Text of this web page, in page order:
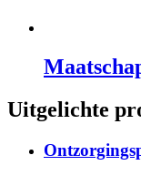
Uitgelichte